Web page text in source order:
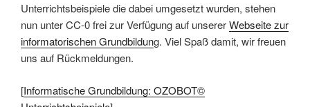
Unterrichtsbeispiele die dabei umgesetzt wurden, stehen
nun unter CC-0 frei zur Verfügung auf unsererWebseite zur
informatorischen Grundbildung. Viel Spaß damit, wir freuen
uns auf Rückmeldungen.
[Informatische Grundbildung: OZOBOT©